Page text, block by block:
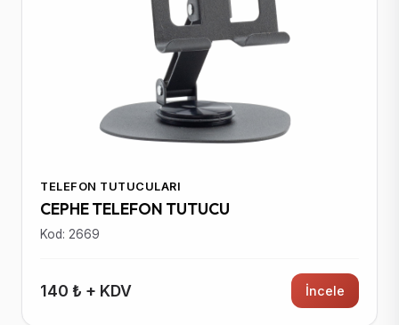
TELEFON TUTUCULARI
CEPHE TELEFON TUTUCU
Kod: 2669
140 ₺ + KDV İncele